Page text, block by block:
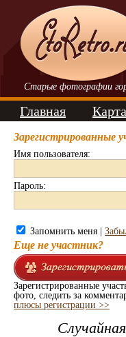
Старые фотографии
Главная Карта
Зарегистрированные
Имя пользователя:
Пароль:
Запомнить меня |
Еще не участник?
Зарегистрированные
фото, следить за
плюсы регистрации >>